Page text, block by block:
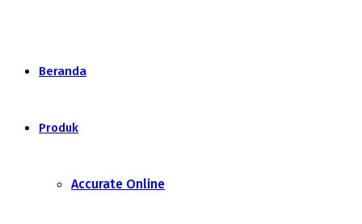
Beranda
Produk
Accurate Online